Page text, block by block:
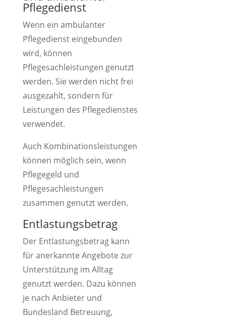
Pflegedienst
Wenn ein ambulanter
Pflegedienst eingebunden
wird, können
Pflegesachleistungen genutzt
werden. Sie werden nicht frei
ausgezahlt, sondern für
Leistungen des Pflegedienstes
verwendet.
Auch Kombinationsleistungen
können möglich sein, wenn
Pflegegeld und
Pflegesachleistungen
zusammen genutzt werden.
Entlastungsbetrag
Der Entlastungsbetrag kann
für anerkannte Angebote zur
Unterstützung im Alltag
genutzt werden. Dazu können
je nach Anbieter und
Bundesland Betreuung,